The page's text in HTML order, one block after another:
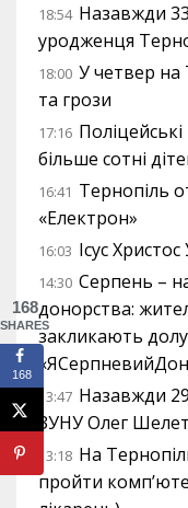
18:54 Назавжди
уродженця
18:00 У четвер на
та грози
17:16
більше сотні
16:41 Тернопіль
«Електрон»
16:03 Ісус
14:30 Серпень –
донорства:
закликають
13:47 Назавжди
ЗУНУ Олег
13:18 На
пройти
168
SHARES
168